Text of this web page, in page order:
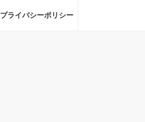
プライバシーポリシー